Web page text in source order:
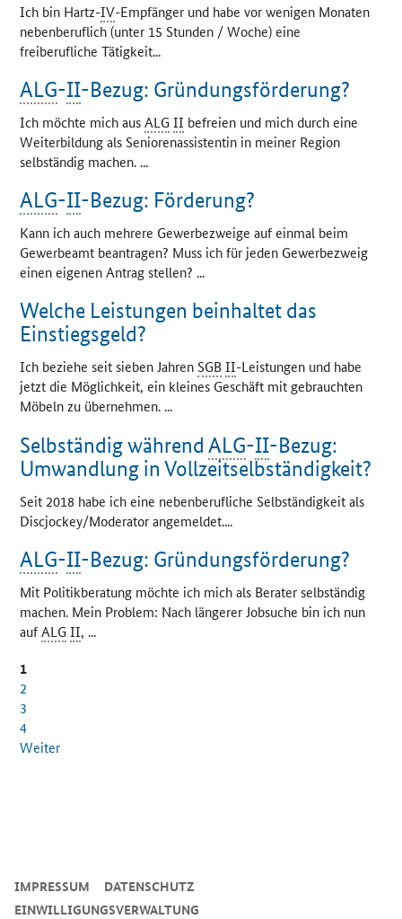
Ich bin Hartz-IV-Empfänger und habe vor wenigen Monaten
nebenberuflich (unter 15 Stunden / Woche) eine
freiberufliche Tätigkeit...
ALG-II-Bezug: Gründungsförderung?
Ich möchte mich ausALG II befreien und mich durch eine
Weiterbildung als Seniorenassistentin in meiner Region
selbständig machen. ...
ALG-II-Bezug: Förderung?
Kann ich auch mehrere Gewerbezweige auf einmal beim
Gewerbeamt beantragen? Muss ich für jeden Gewerbezweig
einen eigenen Antrag stellen? ...
Welche Leistungen beinhaltet das
Einstiegsgeld?
Ich beziehe seit sieben Jahren SGB II-Leistungen und habe
jetzt die Möglichkeit, ein kleines Geschäft mit gebrauchten
Möbeln zu übernehmen. ...
Selbständig währendALG-II-Bezug:
Umwandlung in Vollzeitselbständigkeit?
Seit 2018 habe ich eine nebenberufliche Selbständigkeit als
Discjockey/Moderator angemeldet....
ALG-II-Bezug: Gründungsförderung?
Mit Politikberatung möchte ich mich als Berater selbständig
machen. Mein Problem: Nach längerer Jobsuche bin ich nun
aufALG II, ...
1
2
3
4
Weiter
IMPRESSUM
DATENSCHUTZ
EINWILLIGUNGSVERWALTUNG